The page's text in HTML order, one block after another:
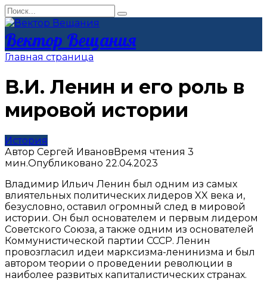
Перейти
к
контенту
Search
for:
Вектор Вещания
Главная страница
В.И. Ленин и его роль в
мировой истории
История
Автор Сергей ИвановВремя чтения 3
мин.Опубликовано 22.04.2023
Владимир Ильич Ленин был одним из самых
влиятельных политических лидеров XX века и,
безусловно, оставил огромный след в мировой
истории. Он был основателем и первым лидером
Советского Союза, а также одним из основателей
Коммунистической партии СССР. Ленин
провозгласил идеи марксизма-ленинизма и был
автором теории о проведении революции в
наиболее развитых капиталистических странах.